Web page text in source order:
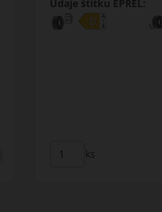
Údaje štítku EPREL:
ks